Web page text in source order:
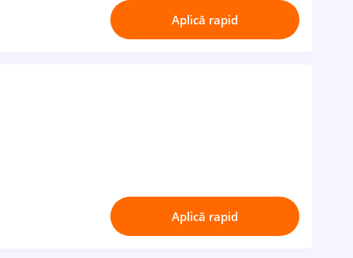
Aplică rapid
Aplică rapid